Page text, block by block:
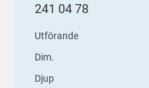
241 04 78
Utförande
Dim.
Djup